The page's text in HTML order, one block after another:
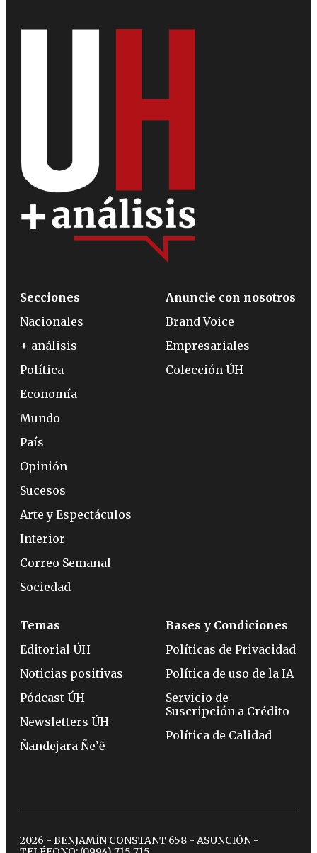
Secciones
Nacionales
+ análisis
Política
Economía
Mundo
País
Opinión
Sucesos
Arte y Espectáculos
Interior
Correo Semanal
Sociedad
Anuncie con nosotros
Brand Voice
Empresariales
Colección ÚH
Temas
Editorial ÚH
Noticias positivas
Pódcast ÚH
Newsletters ÚH
Ñandejara Ñe’ẽ
Bases y Condiciones
Políticas de Privacidad
Política de uso de la IA
Servicio de
Suscripción a Crédito
Política de Calidad
2026 - BENJAMÍN CONSTANT 658 - ASUNCIÓN -